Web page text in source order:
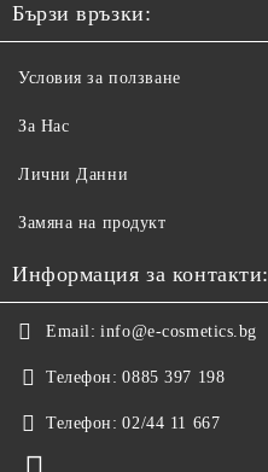
Бързи връзки:
Условия за ползване
За Нас
Лични Данни
Замяна на продукт
Информация за контакти:
Email: info@e-cosmetics.bg
Телефон: 0885 397 198
Телефон: 02/44 11 667